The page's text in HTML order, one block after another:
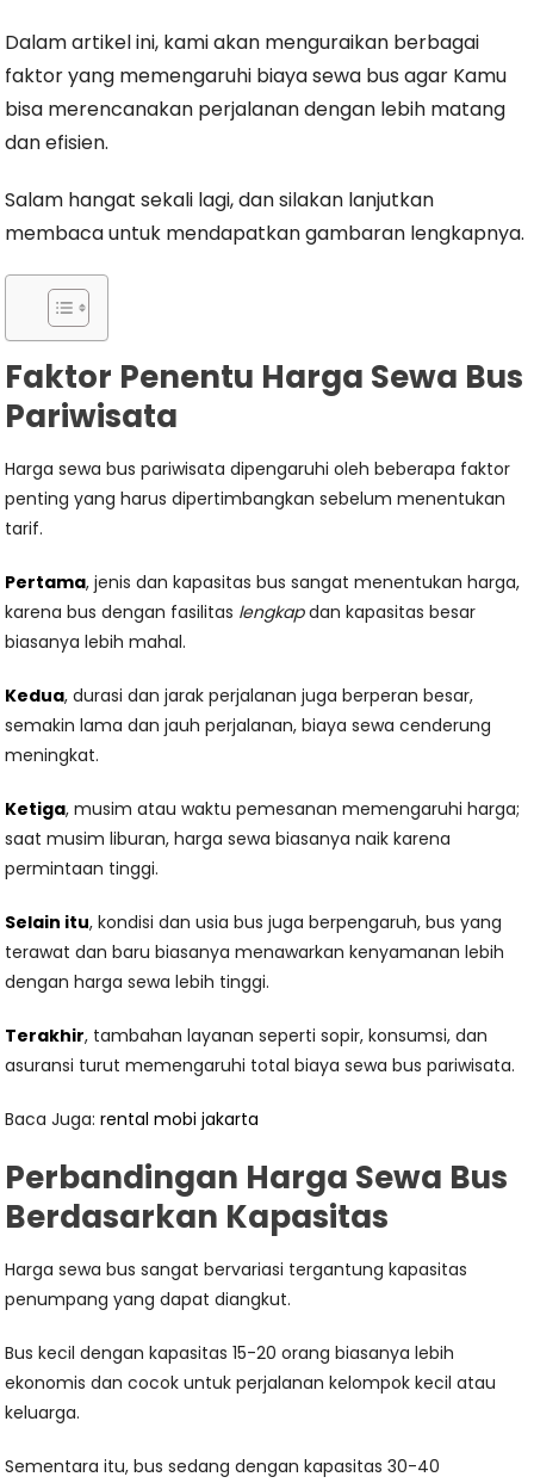
Dalam artikel ini, kami akan menguraikan berbagai
faktor yang memengaruhi biaya sewa bus agar Kamu
bisa merencanakan perjalanan dengan lebih matang
dan efisien.
Salam hangat sekali lagi, dan silakan lanjutkan
membaca untuk mendapatkan gambaran lengkapnya.
Faktor Penentu Harga Sewa Bus
Pariwisata
Harga sewa bus pariwisata dipengaruhi oleh beberapa faktor
penting yang harus dipertimbangkan sebelum menentukan
tarif.
Pertama, jenis dan kapasitas bus sangat menentukan harga,
karena bus dengan fasilitas lengkapdan kapasitas besar
biasanya lebih mahal.
Kedua, durasi dan jarak perjalanan juga berperan besar,
semakin lama dan jauh perjalanan, biaya sewa cenderung
meningkat.
Ketiga, musim atau waktu pemesanan memengaruhi harga;
saat musim liburan, harga sewa biasanya naik karena
permintaan tinggi.
Selain itu, kondisi dan usia bus juga berpengaruh, bus yang
terawat dan baru biasanya menawarkan kenyamanan lebih
dengan harga sewa lebih tinggi.
Terakhir, tambahan layanan seperti sopir, konsumsi, dan
asuransi turut memengaruhi total biaya sewa bus pariwisata.
Baca Juga:rental mobi jakarta
Perbandingan Harga Sewa Bus
Berdasarkan Kapasitas
Harga sewa bus sangat bervariasi tergantung kapasitas
penumpang yang dapat diangkut.
Bus kecil dengan kapasitas 15-20 orang biasanya lebih
ekonomis dan cocok untuk perjalanan kelompok kecil atau
keluarga.
Sementara itu, bus sedang dengan kapasitas 30-40